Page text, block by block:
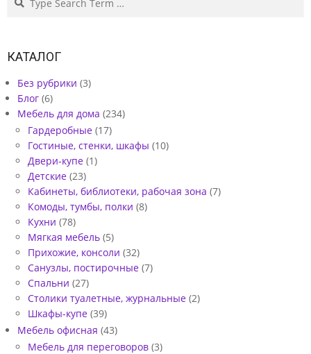
КАТАЛОГ
Без рубрики (3)
Блог (6)
Мебель для дома (234)
Гардеробные (17)
Гостиные, стенки, шкафы (10)
Двери-купе (1)
Детские (23)
Кабинеты, библиотеки, рабочая зона (7)
Комоды, тумбы, полки (8)
Кухни (78)
Мягкая мебель (5)
Прихожие, консоли (32)
Санузлы, постирочные (7)
Спальни (27)
Столики туалетные, журнальные (2)
Шкафы-купе (39)
Мебель офисная (43)
Мебель для переговоров (3)